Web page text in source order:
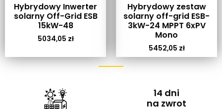
Hybrydowy Inwerter
solarny Off-Grid ESB
15kW-48
5034,05 zł
Hybrydowy zestaw
solarny off-grid ESB-
3kW-24 MPPT 6xPV
Mono
5452,05 zł
14 dni
na zwrot